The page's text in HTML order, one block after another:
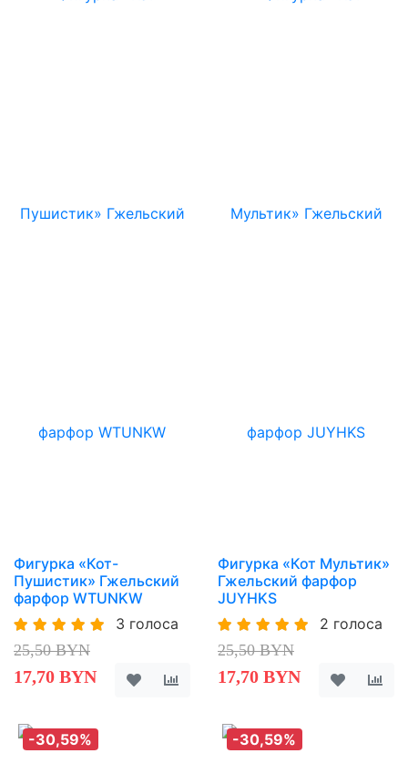
Фигурка «Кот-
Пушистик» Гжельский
фарфор WTUNKW
3 голоса
25,50 BYN
17,70 BYN
Фигурка «Кот Мультик»
Гжельский фарфор
JUYHKS
2 голоса
25,50 BYN
17,70 BYN
-30,59% -30,59%